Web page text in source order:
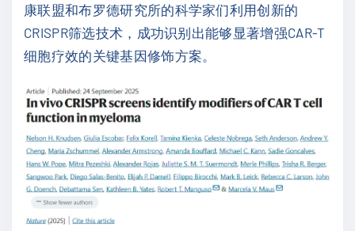
康联盟和布罗德研究所的科学家们利用创新的
CRISPR筛选技术，成功识别出能够显著增强CAR-T
细胞疗效的关键基因修饰方案。